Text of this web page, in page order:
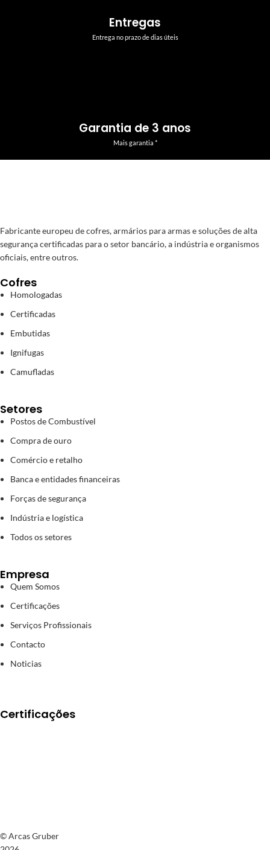
Entregas
Entrega no prazo de dias úteis
Garantia de 3 anos
Mais garantia *
Fabricante europeu de cofres, armários para armas e soluções de alta
segurança certificadas para o setor bancário, a indústria e organismos
oficiais, entre outros.
Cofres
Homologadas
Certificadas
Embutidas
Ignifugas
Camufladas
Setores
Postos de Combustível
Compra de ouro
Comércio e retalho
Banca e entidades financeiras
Forças de segurança
Indústria e logística
Todos os setores
Empresa
Quem Somos
Certificações
Serviços Profissionais
Contacto
Noticias
Certificações
© Arcas Gruber